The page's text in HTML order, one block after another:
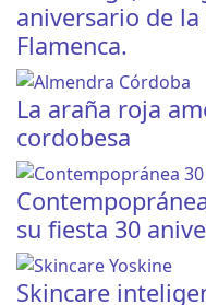
aniversario de
Flamenca.
La araña roja
cordobesa
su fiesta 30
Skincare